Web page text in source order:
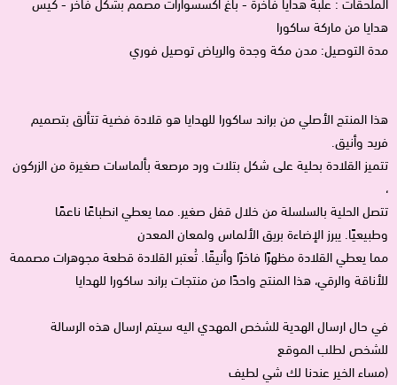
الملحقات : علبة هدايا فاخرة - باغ اكسسوارات مصمم بشكل فاخر - كيس
هدايا من ماركة ساكورا
مدة التوصيل: مدن مكة وجدة والرياض توصيل فوري
هذا المنتج الأصلي من براند ساكورا للهدايا هو قلادة فضية تتألق بتصميم
فريد وأنيق.
تتميز القلادة بحلية على شكل بتلات ورد مرصعة بألماسات صغيرة من الزركون
،
تتصل الحلية بالسلسلة من خلال قفل صغير. مما يعطي انطباعًا ناعمًا
وطبيعيًا. يبرز الإضاءة بريق الألماس ولمعان المعدن
مما يعطي القلادة مظهرًا فاخرًا وأنيقًا. تُعتبر القلادة قطعة مجوهرات مصممة
للأناقة والرقي، هذا المنتج واحدًا من منتجات براند ساكورا للهدايا
في حال ارسال الهدية للشخص المهدي اليه سيتم ارسال هذه الرسالة
للشخص لطلب الموقع
(مساء الخير عندنا لك شي لطيف